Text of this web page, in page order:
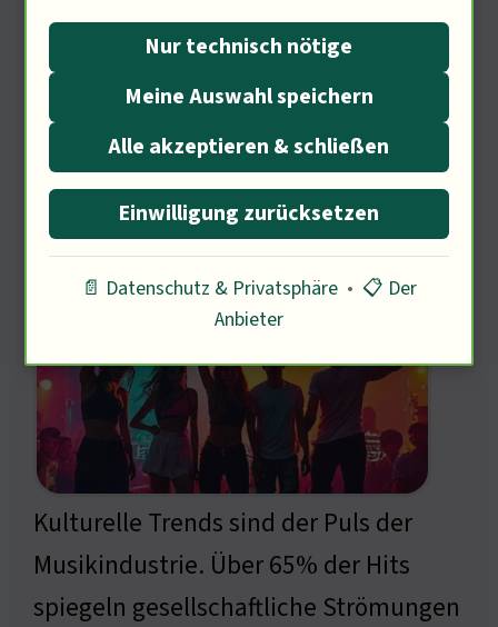
Film und Politik ist tief verwurzelt. Wie
beeinflussen kulturelle Trends die,
Lady Gaga (Sängerin, 37 Jahre)?
Kulturelle Trends und Musik
Kulturelle Trends sind der Puls der
Musikindustrie. Über 65% der Hits
spiegeln gesellschaftliche Strömungen
Nur technisch nötige
Meine Auswahl speichern
Alle akzeptieren & schließen
Einwilligung zurücksetzen
📄 Datenschutz & Privatsphäre• 📋 Der
Anbieter